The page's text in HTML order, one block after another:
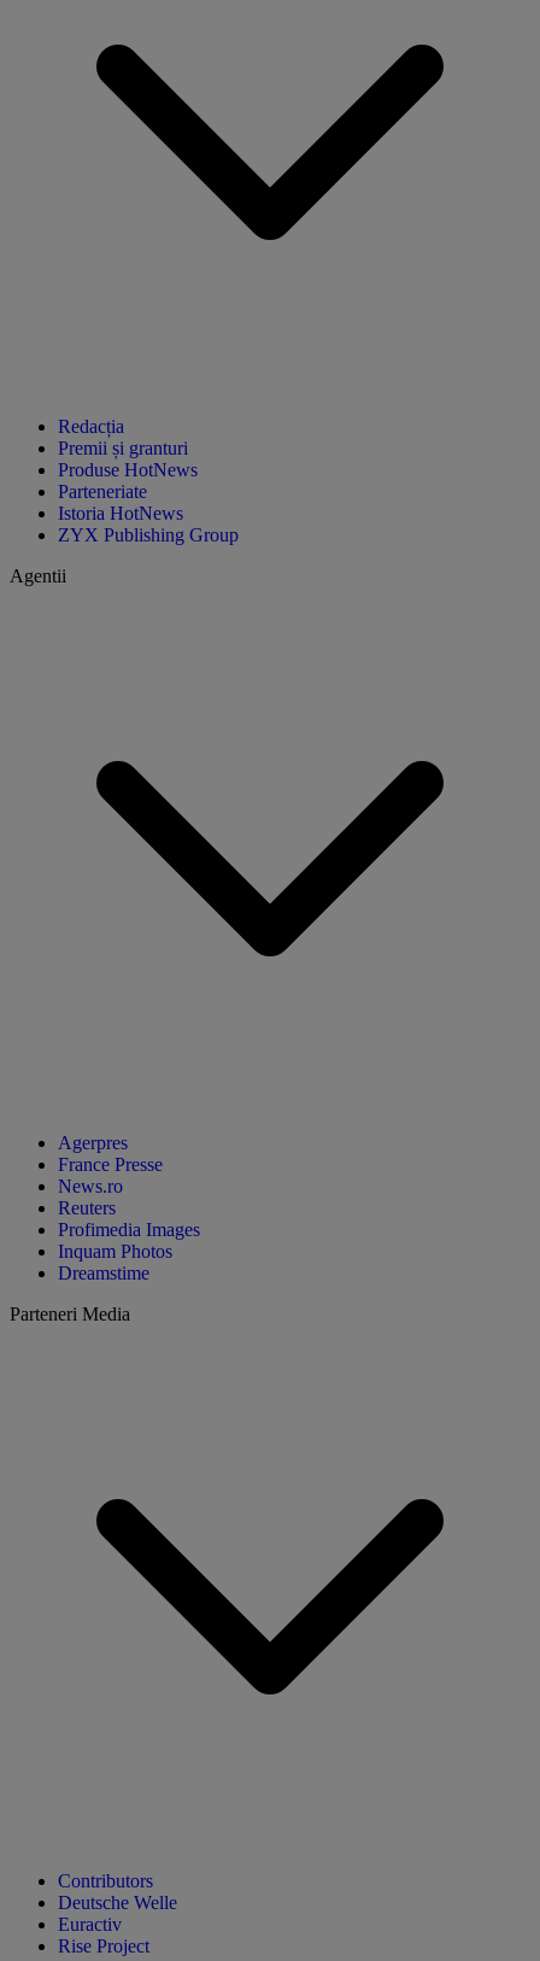
Redacția
Premii și granturi
Produse HotNews
Parteneriate
Istoria HotNews
ZYX Publishing Group
Agentii
Agerpres
France Presse
News.ro
Reuters
Profimedia Images
Inquam Photos
Dreamstime
Parteneri Media
Contributors
Deutsche Welle
Euractiv
Rise Project